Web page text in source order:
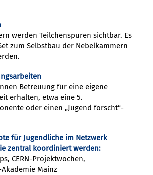
werden Teilchenspuren sichtbar. Es
zum Selbstbau der Nebelkammern
Betreuung für eine eigene
erhalten, etwa eine 5.
oder einen „Jugend forscht“-
für Jugendliche im Netzwerk
zentral koordiniert werden:
CERN-Projektwochen,
Mainz